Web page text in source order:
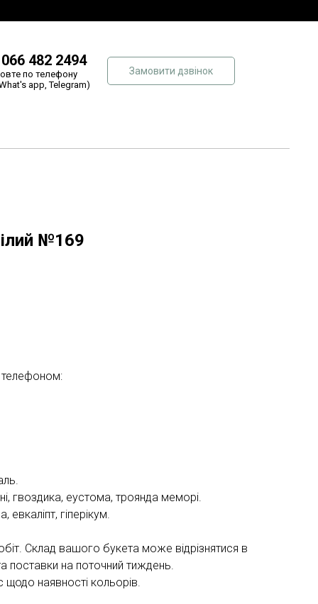
482 2494
по телефону
app, Telegram)
Замовити дзвінок
№169
гвоздика, еустома, троянда меморі.
евкаліпт, гіперікум.
Склад вашого букета може відрізнятися в
поставки на поточний тиждень.
наявності кольорів.